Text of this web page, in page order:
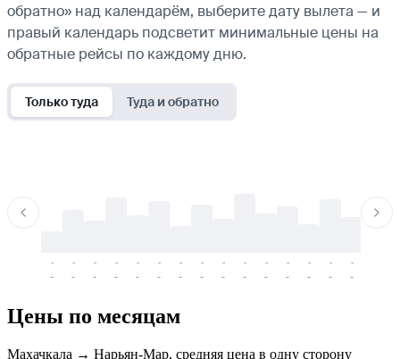
обратно» над календарём, выберите дату вылета — и
правый календарь подсветит минимальные цены на
обратные рейсы по каждому дню.
Только туда Туда и обратно
-
-
-
-
-
-
-
-
-
-
-
-
-
-
-
-
-
-
-
-
-
-
-
-
-
-
-
-
-
-
Цены по месяцам
Махачкала → Нарьян-Мар, средняя цена в одну сторону